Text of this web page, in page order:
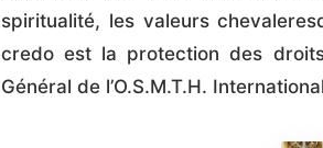
spiritualité, les valeurs
credo est la protection des
Général de l’O.S.M.T.H.